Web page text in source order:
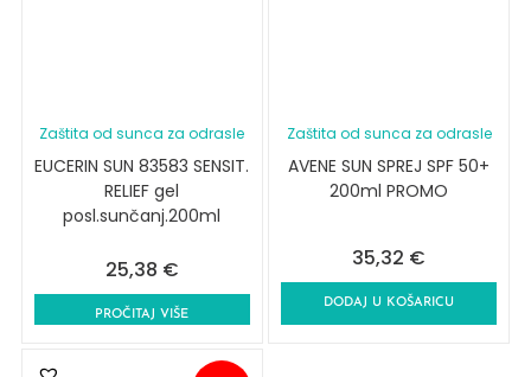
Zaštita od sunca za odrasle
EUCERIN SUN 83583 SENSIT.
RELIEF gel
posl.sunčanj.200ml
25,38 €
PROČITAJ VIŠE
Zaštita od sunca za odrasle
AVENE SUN SPREJ SPF 50+
200ml PROMO
35,32 €
DODAJ U KOŠARICU